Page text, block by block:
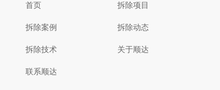
首页 拆除项目
拆除案例 拆除动态
拆除技术 关于顺达
联系顺达